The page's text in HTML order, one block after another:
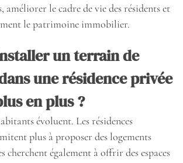
améliorer le cadre de vie des résidents et
le patrimoine immobilier.
un terrain de
une résidence privée
en plus ?
évoluent. Les résidences
plus à proposer des logements
cherchent également à offrir des espaces